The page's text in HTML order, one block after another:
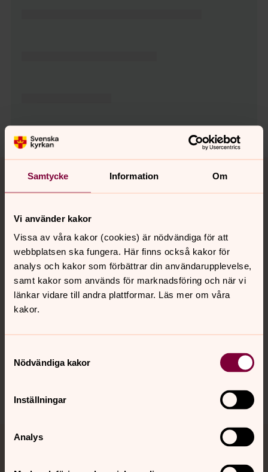
Samtycke Information Om
Vi använder kakor
Vissa av våra kakor (cookies) är nödvändiga för att
webbplatsen ska fungera. Här finns också kakor för
analys och kakor som förbättrar din användarupplevelse,
samt kakor som används för marknadsföring och när vi
länkar vidare till andra plattformar. Läs mer om våra
kakor.
Nödvändiga kakor
Inställningar
Analys
Tillbaka till toppen
Tillbaka till innehållet
Kontakt
Kalender
Hitta snabbt
Sociala kanaler